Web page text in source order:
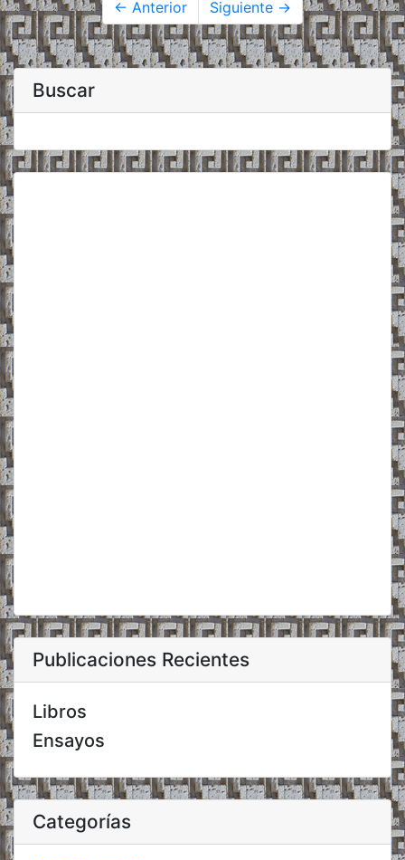
← Anterior Siguiente →
Buscar
Publicaciones Recientes
Libros
Ensayos
Categorías